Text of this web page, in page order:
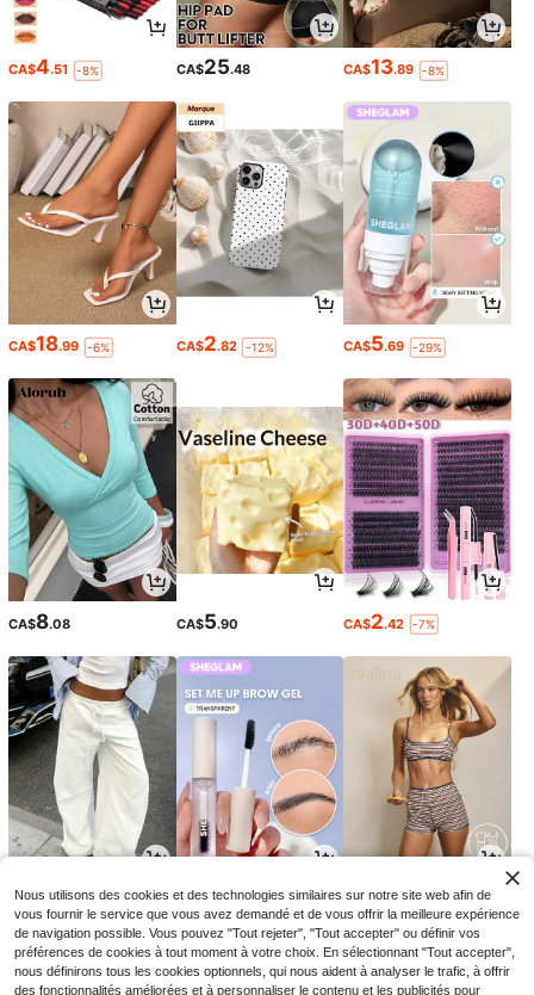
CA$4.51 -8% CA$25.48 CA$13.89 -8%
CA$18.99 -6% CA$2.82 -12% CA$5.69 -29%
CA$8.08 CA$5.90 CA$2.42 -7%
CA$15.08 CA$5.69 -24% CA$21.68
Nous utilisons des cookies et des technologies similaires sur notre site web afin de
vous fournir le service que vous avez demandé et de vous offrir la meilleure expérience
de navigation possible. Vous pouvez "Tout rejeter", "Tout accepter" ou définir vos
préférences de cookies à tout moment à votre choix. En sélectionnant "Tout accepter",
nous définirons tous les cookies optionnels, qui nous aident à analyser le trafic, à offrir
des fonctionnalités améliorées et à personnaliser le contenu et les publicités pour